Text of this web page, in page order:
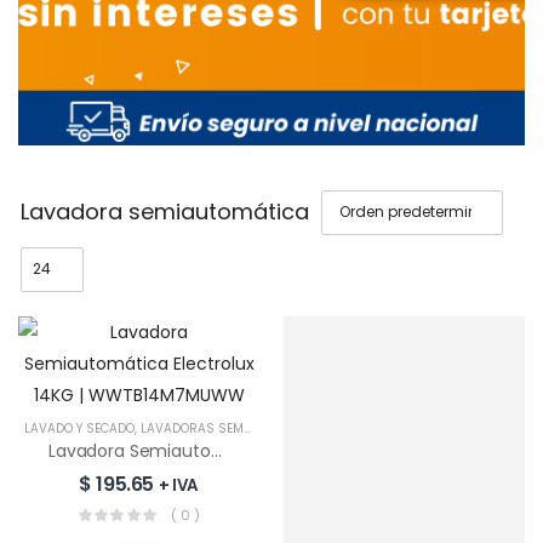
Privado: Encimera
Lavadora semiautomática
LAVADO Y SECADO, LAVADORAS SEMIAUTOMÁTICAS
Lavadora Semiautomática Electrolux 14KG | WWTB14M7MUWW
$195.65 + IVA
( 0 )